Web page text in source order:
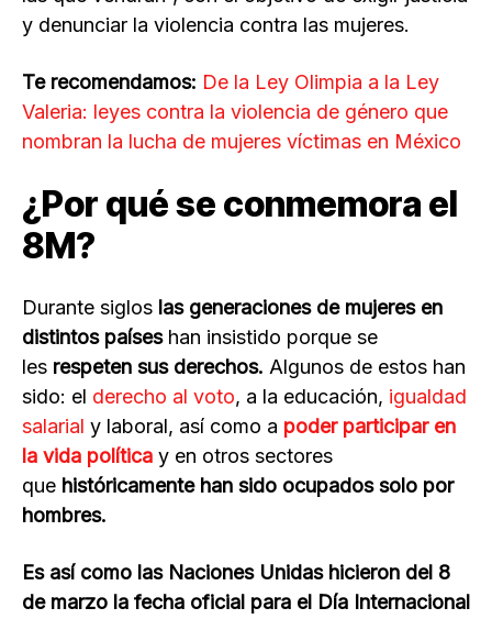
y denunciar la violencia contra las mujeres.
Te recomendamos: De la Ley Olimpia a la Ley
Valeria: leyes contra la violencia de género que
nombran la lucha de mujeres víctimas en México
¿Por qué se conmemora el
8M?
Durante siglos las generaciones de mujeres en
distintos países han insistido porque se
les respeten sus derechos. Algunos de estos han
sido: el derecho al voto, a la educación, igualdad
salarial y laboral, así como a poder participar en
la vida política y en otros sectores
que históricamente han sido ocupados solo por
hombres.
Es así como las Naciones Unidas hicieron del 8
de marzo la fecha oficial para el Día Internacional